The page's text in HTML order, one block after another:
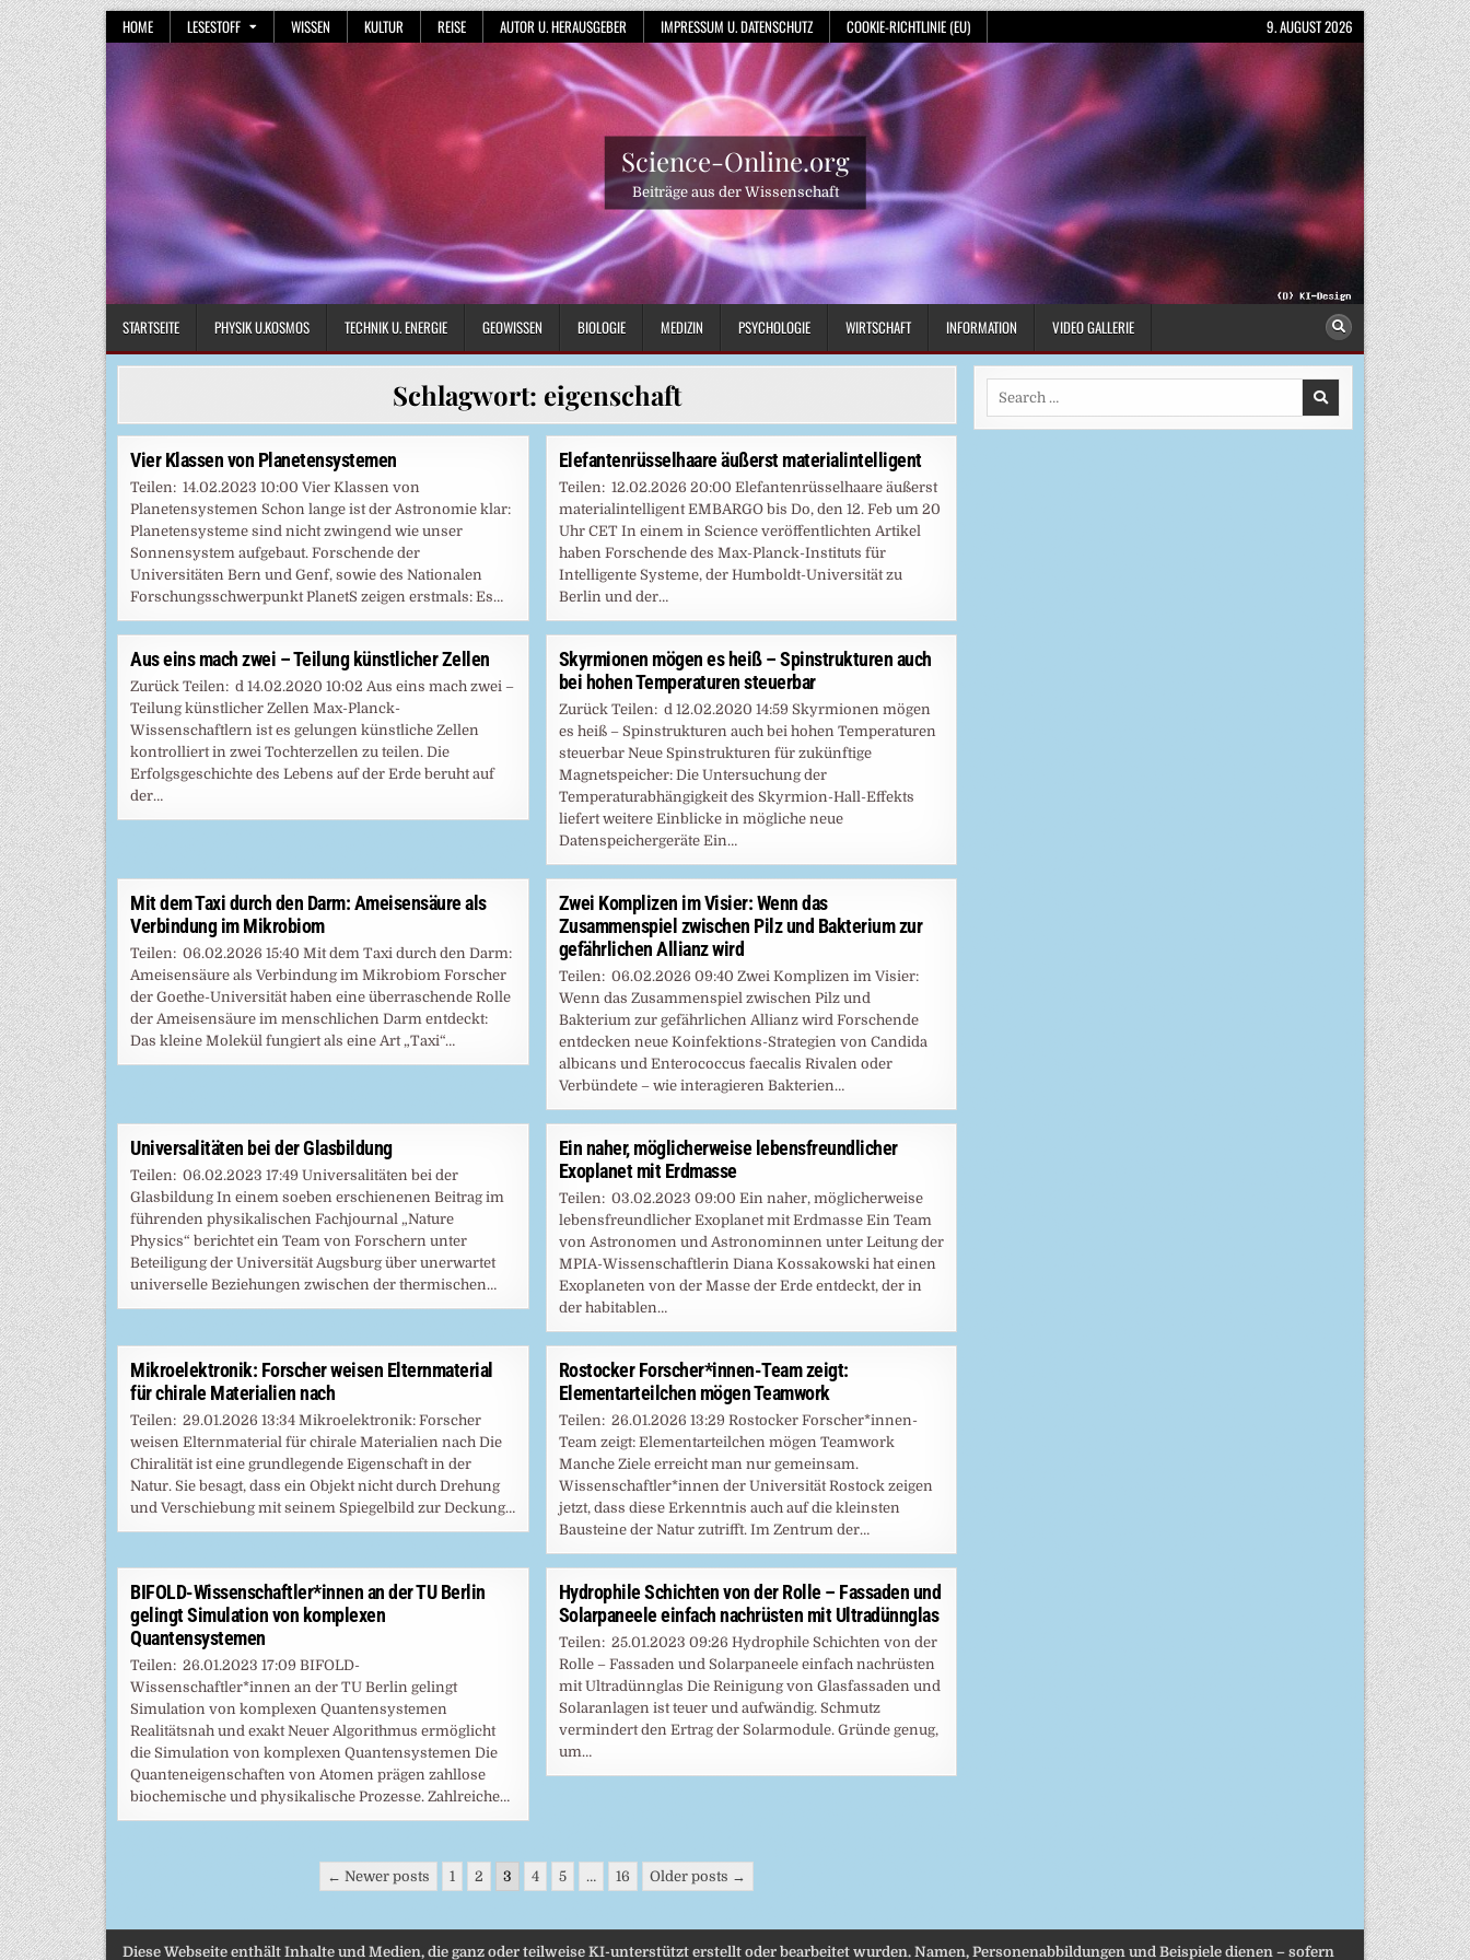
Skip
to
content
HOME LESESTOFF WISSEN KULTUR REISE AUTOR U. HERAUSGEBER IMPRESSUM U. DATENSCHUTZ COOKIE-RICHTLINIE (EU) 9. AUGUST 2026
Science-Online.org
Beiträge aus der Wissenschaft
STARTSEITE PHYSIK U.KOSMOS TECHNIK U. ENERGIE GEOWISSEN BIOLOGIE MEDIZIN PSYCHOLOGIE WIRTSCHAFT INFORMATION VIDEO GALLERIE
Schlagwort: eigenschaft
Vier Klassen von Planetensystemen
Teilen: 14.02.2023 10:00 Vier Klassen von
Planetensystemen Schon lange ist der Astronomie klar:
Planetensysteme sind nicht zwingend wie unser
Sonnensystem aufgebaut. Forschende der
Universitäten Bern und Genf, sowie des Nationalen
Forschungsschwerpunkt PlanetS zeigen erstmals: Es…
Elefantenrüsselhaare äußerst materialintelligent
Teilen: 12.02.2026 20:00 Elefantenrüsselhaare äußerst
materialintelligent EMBARGO bis Do, den 12. Feb um 20
Uhr CET In einem in Science veröffentlichten Artikel
haben Forschende des Max-Planck-Instituts für
Intelligente Systeme, der Humboldt-Universität zu
Berlin und der…
Aus eins mach zwei – Teilung künstlicher Zellen
Zurück Teilen: d 14.02.2020 10:02 Aus eins mach zwei –
Teilung künstlicher Zellen Max-Planck-
Wissenschaftlern ist es gelungen künstliche Zellen
kontrolliert in zwei Tochterzellen zu teilen. Die
Erfolgsgeschichte des Lebens auf der Erde beruht auf
der…
Skyrmionen mögen es heiß – Spinstrukturen auch
bei hohen Temperaturen steuerbar
Zurück Teilen: d 12.02.2020 14:59 Skyrmionen mögen
es heiß – Spinstrukturen auch bei hohen Temperaturen
steuerbar Neue Spinstrukturen für zukünftige
Magnetspeicher: Die Untersuchung der
Temperaturabhängigkeit des Skyrmion-Hall-Effekts
liefert weitere Einblicke in mögliche neue
Datenspeichergeräte Ein…
Mit dem Taxi durch den Darm: Ameisensäure als
Verbindung im Mikrobiom
Teilen: 06.02.2026 15:40 Mit dem Taxi durch den Darm:
Ameisensäure als Verbindung im Mikrobiom Forscher
der Goethe-Universität haben eine überraschende Rolle
der Ameisensäure im menschlichen Darm entdeckt:
Das kleine Molekül fungiert als eine Art „Taxi“…
Zwei Komplizen im Visier: Wenn das
Zusammenspiel zwischen Pilz und Bakterium zur
gefährlichen Allianz wird
Teilen: 06.02.2026 09:40 Zwei Komplizen im Visier:
Wenn das Zusammenspiel zwischen Pilz und
Bakterium zur gefährlichen Allianz wird Forschende
entdecken neue Koinfektions-Strategien von Candida
albicans und Enterococcus faecalis Rivalen oder
Verbündete – wie interagieren Bakterien…
Universalitäten bei der Glasbildung
Teilen: 06.02.2023 17:49 Universalitäten bei der
Glasbildung In einem soeben erschienenen Beitrag im
führenden physikalischen Fachjournal „Nature
Physics“ berichtet ein Team von Forschern unter
Beteiligung der Universität Augsburg über unerwartet
universelle Beziehungen zwischen der thermischen…
Ein naher, möglicherweise lebensfreundlicher
Exoplanet mit Erdmasse
Teilen: 03.02.2023 09:00 Ein naher, möglicherweise
lebensfreundlicher Exoplanet mit Erdmasse Ein Team
von Astronomen und Astronominnen unter Leitung der
MPIA-Wissenschaftlerin Diana Kossakowski hat einen
Exoplaneten von der Masse der Erde entdeckt, der in
der habitablen…
Mikroelektronik: Forscher weisen Elternmaterial
für chirale Materialien nach
Teilen: 29.01.2026 13:34 Mikroelektronik: Forscher
weisen Elternmaterial für chirale Materialien nach Die
Chiralität ist eine grundlegende Eigenschaft in der
Natur. Sie besagt, dass ein Objekt nicht durch Drehung
und Verschiebung mit seinem Spiegelbild zur Deckung…
Rostocker Forscher*innen-Team zeigt:
Elementarteilchen mögen Teamwork
Teilen: 26.01.2026 13:29 Rostocker Forscher*innen-
Team zeigt: Elementarteilchen mögen Teamwork
Manche Ziele erreicht man nur gemeinsam.
Wissenschaftler*innen der Universität Rostock zeigen
jetzt, dass diese Erkenntnis auch auf die kleinsten
Bausteine der Natur zutrifft. Im Zentrum der…
BIFOLD-Wissenschaftler*innen an der TU Berlin
gelingt Simulation von komplexen
Quantensystemen
Teilen: 26.01.2023 17:09 BIFOLD-
Wissenschaftler*innen an der TU Berlin gelingt
Simulation von komplexen Quantensystemen
Realitätsnah und exakt Neuer Algorithmus ermöglicht
die Simulation von komplexen Quantensystemen Die
Quanteneigenschaften von Atomen prägen zahllose
biochemische und physikalische Prozesse. Zahlreiche…
Hydrophile Schichten von der Rolle – Fassaden und
Solarpaneele einfach nachrüsten mit Ultradünnglas
Teilen: 25.01.2023 09:26 Hydrophile Schichten von der
Rolle – Fassaden und Solarpaneele einfach nachrüsten
mit Ultradünnglas Die Reinigung von Glasfassaden und
Solaranlagen ist teuer und aufwändig. Schmutz
vermindert den Ertrag der Solarmodule. Gründe genug,
um…
Seitennummerierung
Beiträge
← Newer posts 1 2 3 4 5 … 16 Older posts →
Diese Webseite enthält Inhalte und Medien, die ganz oder teilweise KI-unterstützt erstellt oder bearbeitet wurden. Namen, Personenabbildungen und Beispiele dienen – sofern